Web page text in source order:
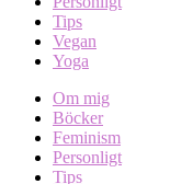
Tips
Vegan
Yoga
Om mig
Böcker
Feminism
Personligt
Tips